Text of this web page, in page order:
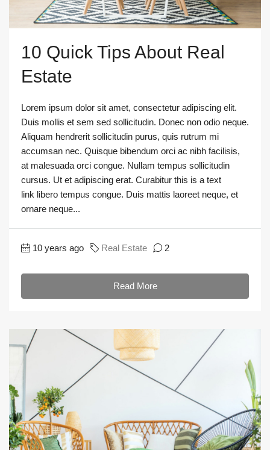
10 Quick Tips About Real
Estate
Lorem ipsum dolor sit amet, consectetur adipiscing elit.
Duis mollis et sem sed sollicitudin. Donec non odio neque.
Aliquam hendrerit sollicitudin purus, quis rutrum mi
accumsan nec. Quisque bibendum orci ac nibh facilisis,
at malesuada orci congue. Nullam tempus sollicitudin
cursus. Ut et adipiscing erat. Curabitur this is a text
link libero tempus congue. Duis mattis laoreet neque, et
ornare neque...
10 years ago Real Estate 2
Read More